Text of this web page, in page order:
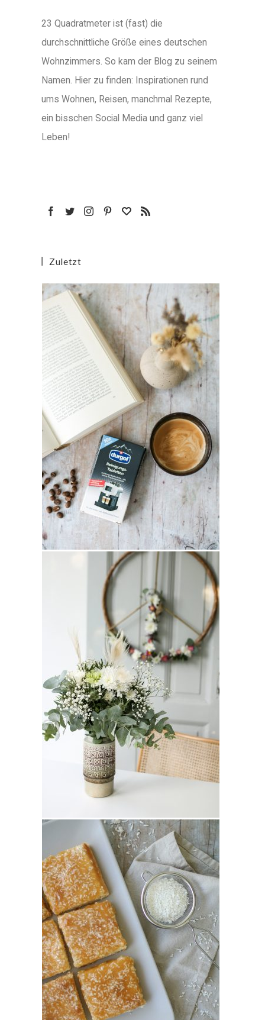
23 Quadratmeter ist (fast) die
durchschnittliche Größe eines deutschen
Wohnzimmers. So kam der Blog zu seinem
Namen. Hier zu finden: Inspirationen rund
ums Wohnen, Reisen, manchmal Rezepte,
ein bisschen Social Media und ganz viel
Leben!
Zuletzt